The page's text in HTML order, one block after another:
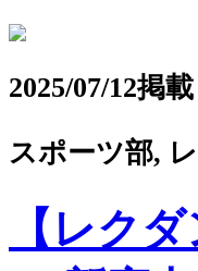
2025/07/12掲載
スポーツ部,
【レク